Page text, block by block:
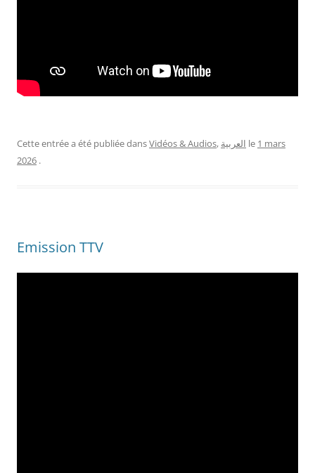
Cette entrée a été publiée dansVidéos & Audios, العربية le 1 mars
2026 .
Emission TTV